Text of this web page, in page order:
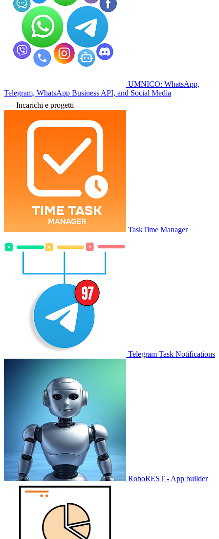
UMNICO: WhatsApp,
Telegram, WhatsApp Business API, and Social Media
Incarichi e progetti
TaskTime Manager
Telegram Task Notifications
RoboREST - App builder